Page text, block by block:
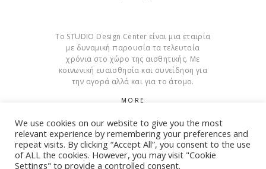
Το STUDIO Design Center είναι μια εταιρία
με δυναμική παρουσία τα τελευταία
χρόνια στο χώρο της αισθητικής. Με
κοινωνική ευαισθησία και συνείδηση για
την αγορά αλλά και για το άτομο.
MORE
Cookies
We use cookies on our website to give you the most
relevant experience by remembering your preferences and
repeat visits. By clicking “Accept All”, you consent to the use
of ALL the cookies. However, you may visit "Cookie
Settings" to provide a controlled consent.